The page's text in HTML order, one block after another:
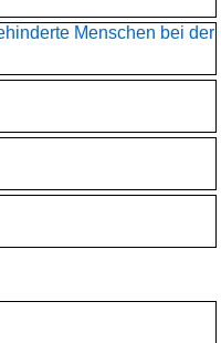
Menschen bei der